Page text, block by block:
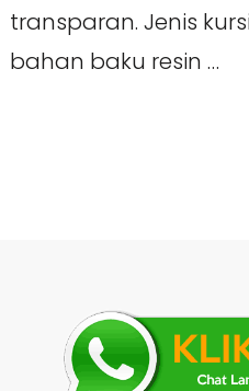
transparan. Jenis
bahan baku resin …